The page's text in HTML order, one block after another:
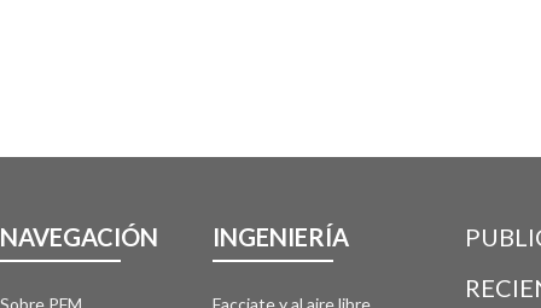
NAVEGACIÓN
Sobre PFM
INGENIERÍA
Facciate y al aire libre